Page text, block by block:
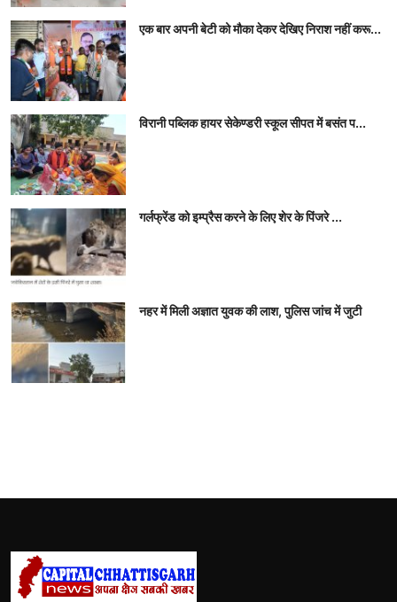
एक बार अपनी बेटी को मौका देकर देखिए निराश नहीं करू...
विरानी पब्लिक हायर सेकेण्डरी स्कूल सीपत में बसंत प...
गर्लफ्रेंड को इम्‍प्रैस करने के लिए शेर के पिंजरे ...
नहर में मिली अज्ञात युवक की लाश, पुलिस जांच में जुटी